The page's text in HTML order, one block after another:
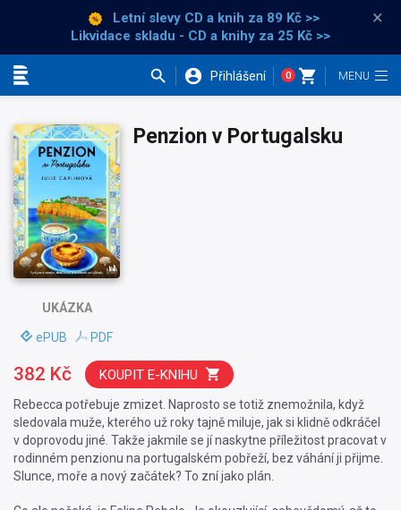
Letní slevy CD a knih za 89 Kč >>
Likvidace skladu - CD a knihy za 25 Kč >>
×
Přihlášení 0
UKÁZKA
ePUB PDF
Penzion v Portugalsku
Rebecca potřebuje zmizet. Naprosto se totiž znemožnila, když
sledovala muže, kterého už roky tajně miluje, jak si klidně odkráčel
v doprovodu jiné. Takže jakmile se jí naskytne příležitost pracovat v
rodinném penzionu na portugalském pobřeží, bez váhání ji přijme.
Slunce, moře a nový začátek? To zní jako plán.
382 Kč KOUPIT E-KNIHU